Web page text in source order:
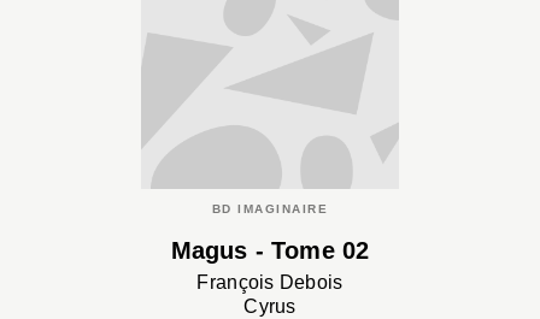
BD IMAGINAIRE
Magus - Tome 02
François Debois
Cyrus